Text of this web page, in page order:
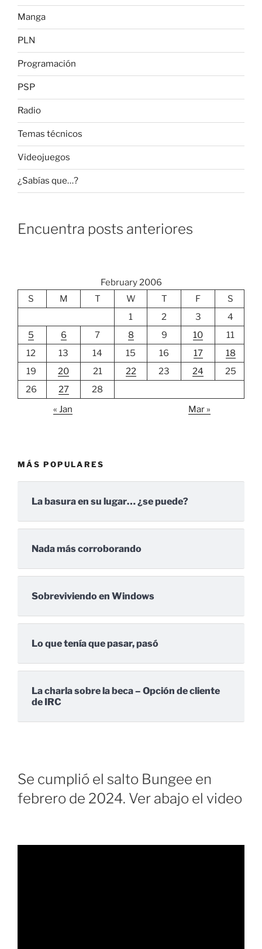
Manga
PLN
Programación
PSP
Radio
Temas técnicos
Videojuegos
¿Sabías que…?
Encuentra posts anteriores
February 2006
S
M T W T F
S
1
2 3
4
5
6 7 8 9 10
11
12
13 14 15 16 17
18
19
20 21 22 23 24
25
26
27
28
« Jan
Mar »
MÁS POPULARES
La basura en su lugar… ¿se puede?
Nada más corroborando
Sobreviviendo en Windows
Lo que tenía que pasar, pasó
La charla sobre la beca – Opción de cliente
de IRC
Se cumplió el salto Bungee en
febrero de 2024. Ver abajo el video